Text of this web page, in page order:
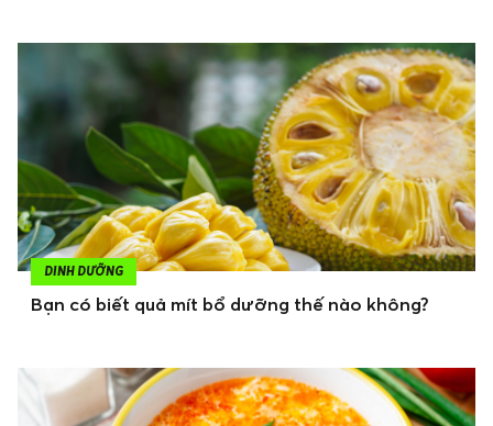
DINH DƯỠNG
Bạn có biết quả mít bổ dưỡng thế nào không?